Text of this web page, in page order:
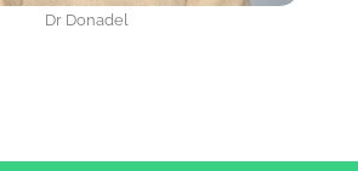
Dr Donadel